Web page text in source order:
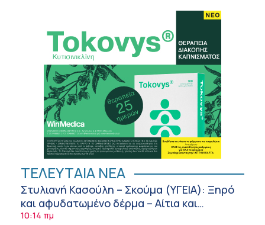
ΤΕΛΕΥΤΑΙΑ ΝΕΑ
Στυλιανή Κασούλη – Σκούμα (ΥΓΕΙΑ): Ξηρό
και αφυδατωμένο δέρμα – Αίτια και
αντιμετώπιση
10:14 πμ